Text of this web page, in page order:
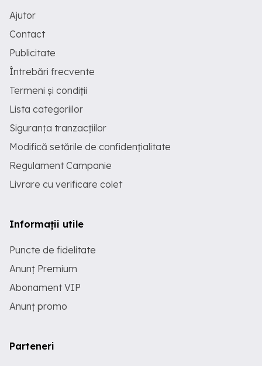
Ajutor
Contact
Publicitate
Întrebări frecvente
Termeni și condiții
Lista categoriilor
Siguranța tranzacțiilor
Modifică setările de confidențialitate
Regulament Campanie
Livrare cu verificare colet
Informații utile
Puncte de fidelitate
Anunț Premium
Abonament VIP
Anunț promo
Parteneri